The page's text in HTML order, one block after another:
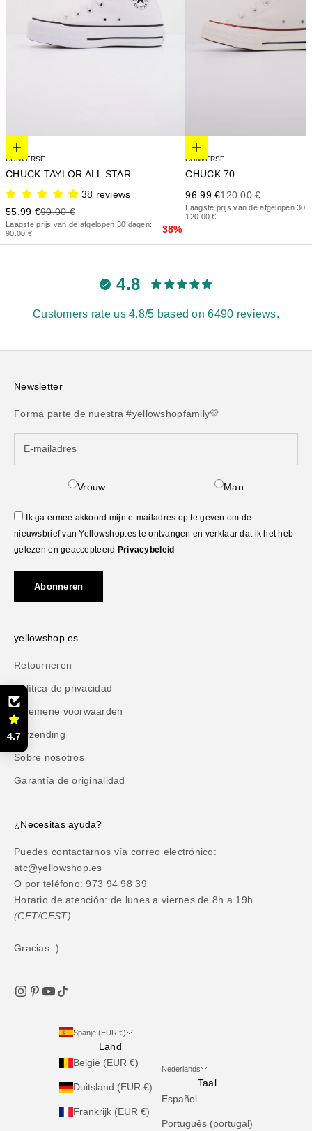
Elige opciones
CONVERSE
38 reviews
Precio de oferta
55.99 €Precio anterior
90.00 €
Laagste prijs van de afgelopen 30 dagen:
90.00 €
38%
Elige opciones
CONVERSE
CHUCK 70
Precio de oferta
96.99 €Precio anterior
120.00 €
Laagste prijs van de afgelopen 30
120.00 €
4.8
Customers rate us 4.8/5 based on 6490 reviews.
Newsletter
Forma parte de nuestra #yellowshopfamily💛
Vrouw Man
Ik ga ermee akkoord mijn e-mailadres op te geven om de
nieuwsbrief van Yellowshop.es te ontvangen en verklaar dat ik het heb
gelezen en geaccepteerd Privacybeleid
Abonneren
yellowshop.es
Retourneren
Política de privacidad
Algemene voorwaarden
Verzending
Sobre nosotros
Garantía de originalidad
¿Necesitas ayuda?
Puedes contactarnos vía correo electrónico:
atc@yellowshop.es
O por teléfono: 973 94 98 39
Horario de atención: de lunes a viernes de 8h a 19h
(CET/CEST).
Gracias :)
Spanje (EUR €)
Land
België (EUR €)
Duitsland (EUR €)
Frankrijk (EUR €)
Nederlands
Taal
Español
Português (portugal)
4.7